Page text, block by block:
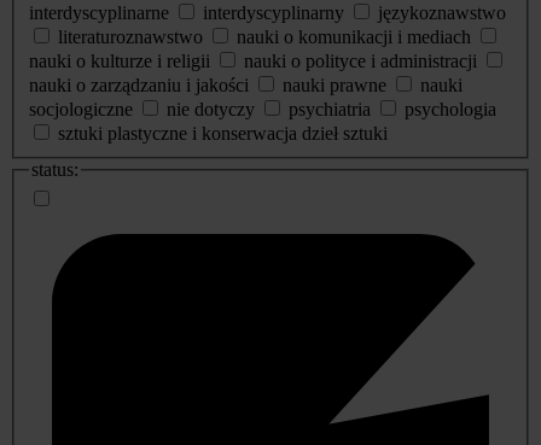
interdyscyplinarne
interdyscyplinarny
językoznawstwo
literaturoznawstwo
nauki o komunikacji i mediach
nauki o kulturze i religii
nauki o polityce i administracji
nauki o zarządzaniu i jakości
nauki prawne
nauki
socjologiczne
nie dotyczy psychiatria
psychologia
sztuki plastyczne i konserwacja dzieł sztuki
status: